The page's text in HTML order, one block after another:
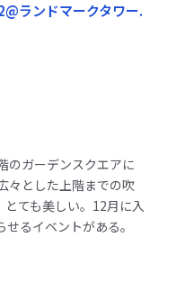
ランドマークタワー.
のガーデンスクエアに
々とした上階までの吹
ても美しい。12月に入
るイベントがある。